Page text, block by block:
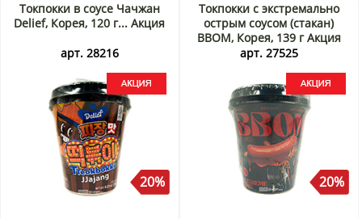
Токпокки в соусе Чачжан
Delief, Корея, 120 г... Акция
арт. 28216
20%
Токпокки с экстремально
острым соусом (стакан)
BBOM, Корея, 139 г Акция
арт. 27525
20%